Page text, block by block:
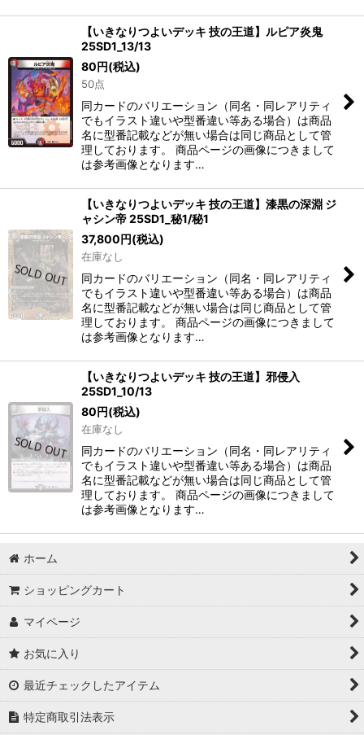
【いきなりつよいデッキ 技の王道】ルピア炎鬼
25SD1_13/13
80円(税込)
50点
同カードのバリエーション（同名・同レアリティ
でもイラスト違いや型番違い等ある場合）は商品
名に型番記載などが無い場合は同じ商品として管
理しております。 商品ページの画像につきまして
は参考画像となります…
【いきなりつよいデッキ 技の王道】漆黒の深淵 ジ
ャシン帝 25SD1_秘1/秘1
37,800円(税込)
在庫なし
同カードのバリエーション（同名・同レアリティ
でもイラスト違いや型番違い等ある場合）は商品
名に型番記載などが無い場合は同じ商品として管
理しております。 商品ページの画像につきまして
は参考画像となります…
【いきなりつよいデッキ 技の王道】邪侵入
25SD1_10/13
80円(税込)
在庫なし
同カードのバリエーション（同名・同レアリティ
でもイラスト違いや型番違い等ある場合）は商品
名に型番記載などが無い場合は同じ商品として管
理しております。 商品ページの画像につきまして
は参考画像となります…
ホーム
ショッピングカート
マイページ
お気に入り
最近チェックしたアイテム
特定商取引法表示